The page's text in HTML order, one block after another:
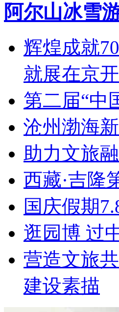
阿尔山冰雪
辉煌成就
就展在京
第二届“中
沧州渤海
助力文旅
西藏·吉隆
国庆假期
逛园博 过
营造文旅
建设素描